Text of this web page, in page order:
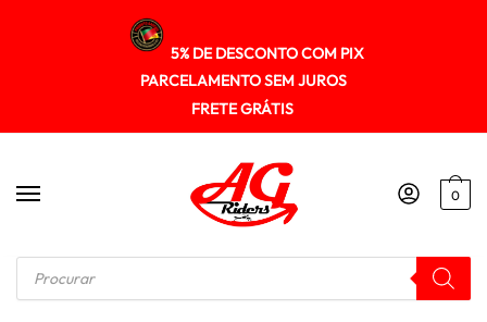
5% DE DESCONTO COM PIX
PARCELAMENTO SEM JUROS
FRETE GRÁTIS
0
Início / VSEIRAS / FORRO / REPOSIÇÃO Viseira Texx Espelhada Prata Mod. Wing